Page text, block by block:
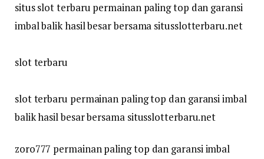
situs slot terbaru permainan paling top dan garansi
imbal balik hasil besar bersama situsslotterbaru.net
slot terbaru
slot terbaru permainan paling top dan garansi imbal
balik hasil besar bersama situsslotterbaru.net
zoro777 permainan paling top dan garansi imbal